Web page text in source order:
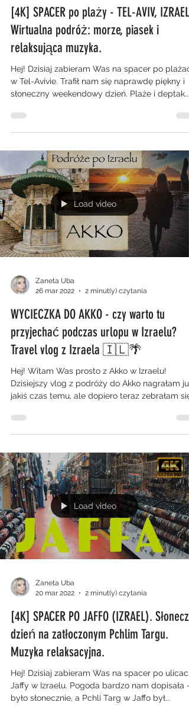
[4K] SPACER po plaży - TEL-AVIV, IZRAEL.
Wirtualna podróż: morze, piasek i
relaksująca muzyka.
Hej! Dzisiaj zabieram Was na spacer po
w Tel-Avivie. Trafił nam się naprawdę piękny i
słoneczny weekendowy dzień. Plaże i deptak...
Load video
Zaneta Uba
26 mar 2022
2 minut(y) czytania
WYCIECZKA DO AKKO - czy warto tu
przyjechać podczas urlopu w Izraelu?
Travel vlog z Izraela 🇮🇱🌴
Hej! Witam Was prosto z Akko w Izraelu!
Dzisiejszy vlog z podróży do Akko nagrałam już
jakiś czas temu, ale dopiero teraz zebrałam
Load video
Zaneta Uba
20 mar 2022
2 minut(y) czytania
[4K] SPACER PO JAFFO (IZRAEL).
dzień na zatłoczonym Pchlim Targu.
Muzyka relaksacyjna.
Hej! Dzisiaj zabieram Was na spacer po ulicach
Jaffy w Izraelu. Pogoda bardzo nam dopisała -
było słonecznie, a Pchli Targ w Jaffo był...